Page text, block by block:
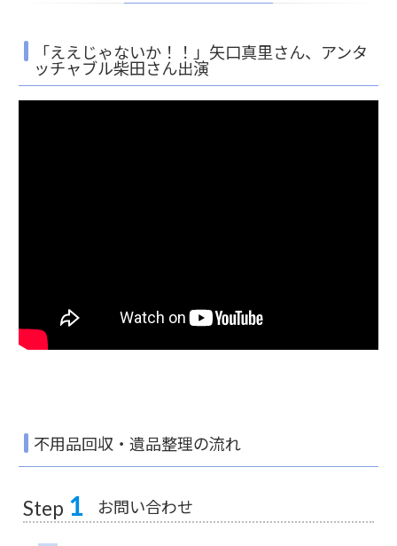
「ええじゃないか！！」矢口真里さん、アンタ
ッチャブル柴田さん出演
不用品回収・遺品整理の流れ
Step 1 お問い合わせ